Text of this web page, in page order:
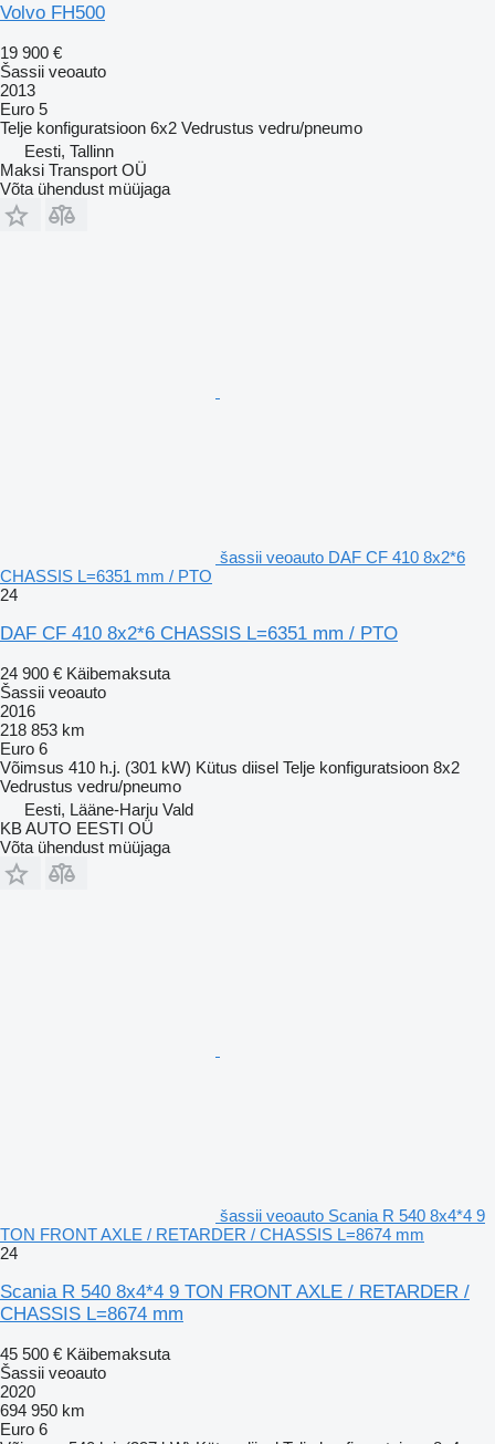
Volvo FH500
19 900 €
Šassii veoauto
2013
Euro 5
Telje konfiguratsioon 6x2 Vedrustus vedru/pneumo
Eesti, Tallinn
Maksi Transport OÜ
Võta ühendust müüjaga
šassii veoauto DAF CF 410 8x2*6
CHASSIS L=6351 mm / PTO
24
DAF CF 410 8x2*6 CHASSIS L=6351 mm / PTO
24 900 € Käibemaksuta
Šassii veoauto
2016
218 853 km
Euro 6
Võimsus 410 h.j. (301 kW) Kütus diisel Telje konfiguratsioon 8x2
Vedrustus vedru/pneumo
Eesti, Lääne-Harju Vald
KB AUTO EESTI OÜ
Võta ühendust müüjaga
šassii veoauto Scania R 540 8x4*4 9
TON FRONT AXLE / RETARDER / CHASSIS L=8674 mm
24
Scania R 540 8x4*4 9 TON FRONT AXLE / RETARDER /
CHASSIS L=8674 mm
45 500 € Käibemaksuta
Šassii veoauto
2020
694 950 km
Euro 6